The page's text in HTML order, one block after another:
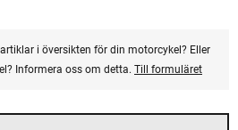
i översikten för din motorcykel? Eller
Informera oss om detta. Till formuläret